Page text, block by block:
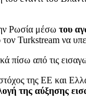
Ρωσία μέσω του
Turkstream να
πίσω από τις
της ΕΕ και
της αύξησης